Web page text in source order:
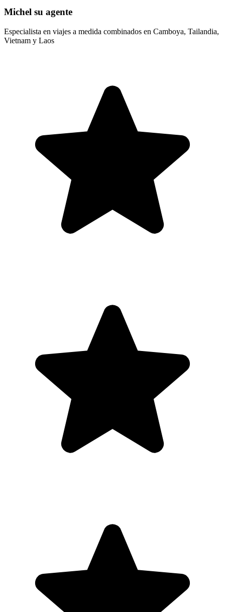
Michel su agente
Especialista en viajes a medida combinados en Camboya, Tailandia,
Vietnam y Laos